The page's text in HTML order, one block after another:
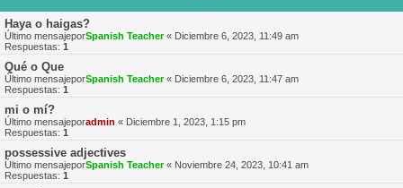
Haya o haigas?
Último mensajeporSpanish Teacher« Diciembre 6, 2023, 11:49 am
Respuestas: 1
Qué o Que
Último mensajeporSpanish Teacher« Diciembre 6, 2023, 11:47 am
Respuestas: 1
mi o mí?
Último mensajeporadmin « Diciembre 1, 2023, 1:15 pm
Respuestas: 1
possessive adjectives
Último mensajeporSpanish Teacher« Noviembre 24, 2023, 10:41 am
Respuestas: 1